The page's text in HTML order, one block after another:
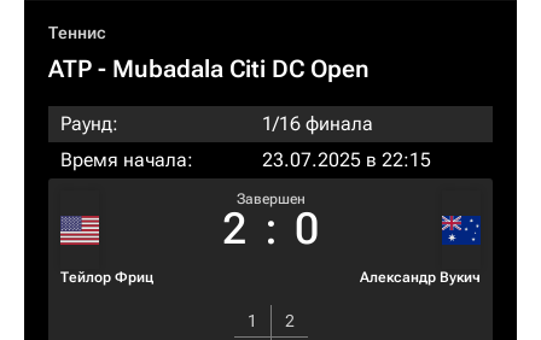
Теннис
ATP - Mubadala Citi DC Open
Раунд:
1/16 финала
Время начала:
23.07.2025 в 22:15
Тейлор Фриц
Завершен
2 : 0
Александр Вукич
1
2